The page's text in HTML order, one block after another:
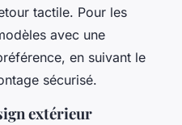
tactile. Pour les
avec une
en suivant le
sécurisé.
extérieur